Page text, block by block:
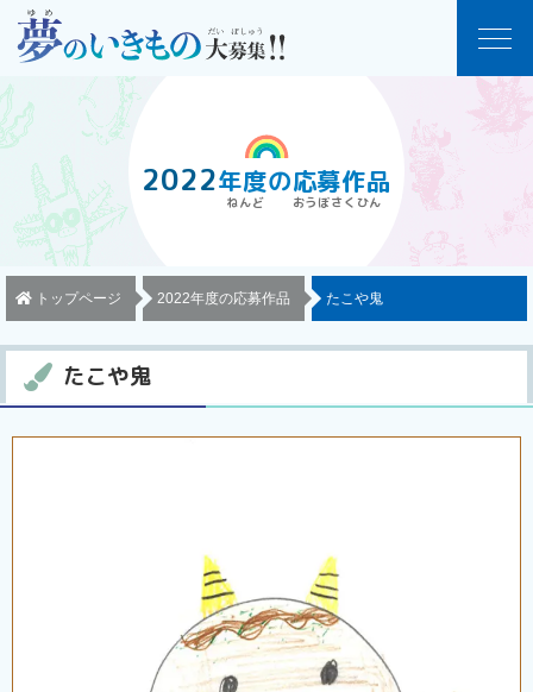
2022年度の応募作品
トップページ 2022年度の応募作品 たこや鬼
たこや鬼